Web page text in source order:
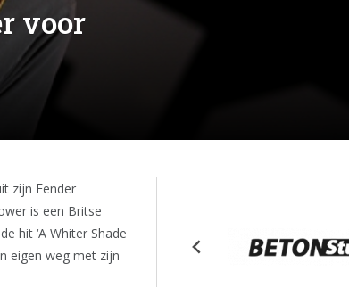
voor
zijn Fender
is een Britse
hit ‘A Whiter Shade
eigen weg met zijn